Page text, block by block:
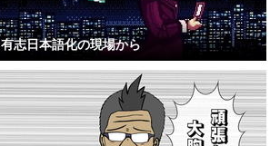
有志日本語化の現場から